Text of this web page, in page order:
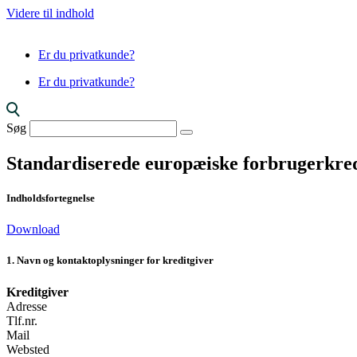
Videre til indhold
Er du privatkunde?
Er du privatkunde?
Søg
Standardiserede europæiske
Indholdsfortegnelse
Download
1. Navn og kontaktoplysninger for kreditgiver
Kreditgiver
Adresse
Tlf.nr.
Mail
Websted